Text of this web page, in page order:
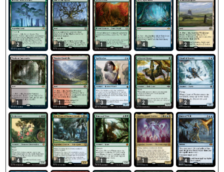
2 1 1 4 2
1 1 3 2 2
4 1 1 1 4